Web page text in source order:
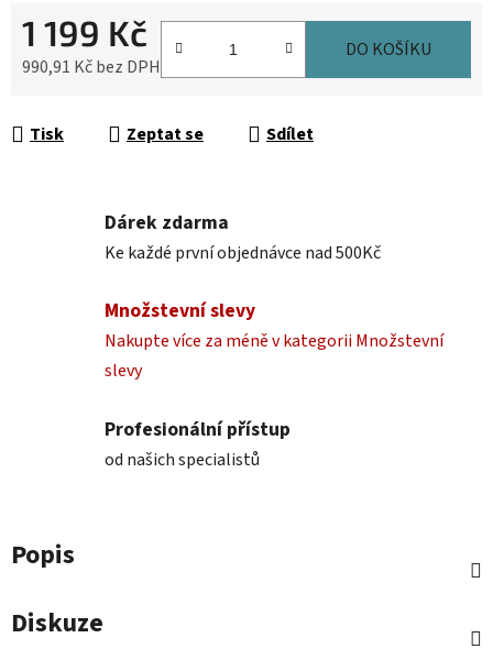
1 199 Kč
990,91 Kč bez DPH
DO KOŠÍKU
Tisk Zeptat se Sdílet
Dárek zdarma
Ke každé první objednávce nad 500Kč
Množstevní slevy
Nakupte více za méně v kategorii Množstevní
slevy
Profesionální přístup
od našich specialistů
Popis
Diskuze